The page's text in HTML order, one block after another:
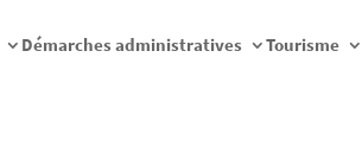
Démarches administratives Tourisme